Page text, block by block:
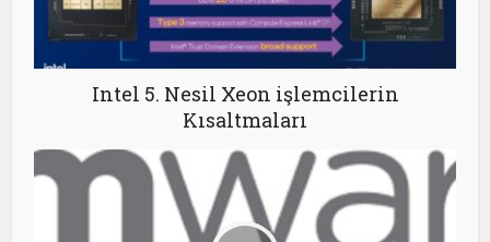
Intel 5. Nesil Xeon işlemcilerin
Kısaltmaları